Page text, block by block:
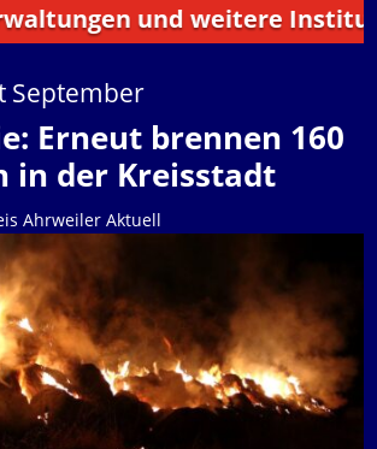
und weitere
September
Erneut brennen 160
in der Kreisstadt
Ahrweiler Aktuell